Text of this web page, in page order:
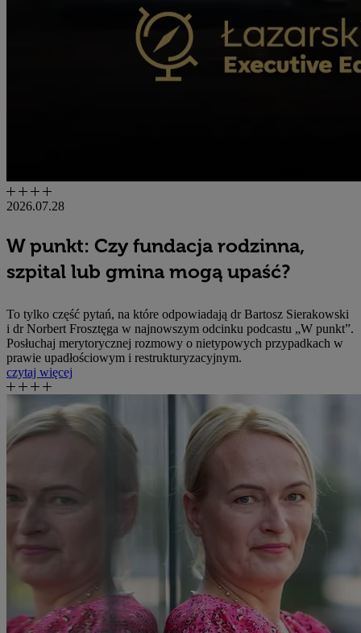
2026.07.28
W punkt: Czy fundacja rodzinna,
szpital lub gmina mogą upaść?
To tylko część pytań, na które odpowiadają dr Bartosz Sierakowski
i dr Norbert Frosztęga w najnowszym odcinku podcastu „W punkt”.
Posłuchaj merytorycznej rozmowy o nietypowych przypadkach w
prawie upadłościowym i restrukturyzacyjnym.
czytaj więcej